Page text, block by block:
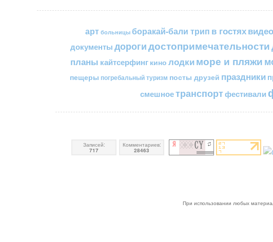
арт больницы боракай-бали трип в гостяхвидео
документыдорогидостопримечательности
планы кайтсерфинг кино лодкиморе и пляжи
пещеры погребальный туризм посты друзей праздники
смешноетранспортфестивали
Записей:
717
Комментариев:
28463
При использовании любых